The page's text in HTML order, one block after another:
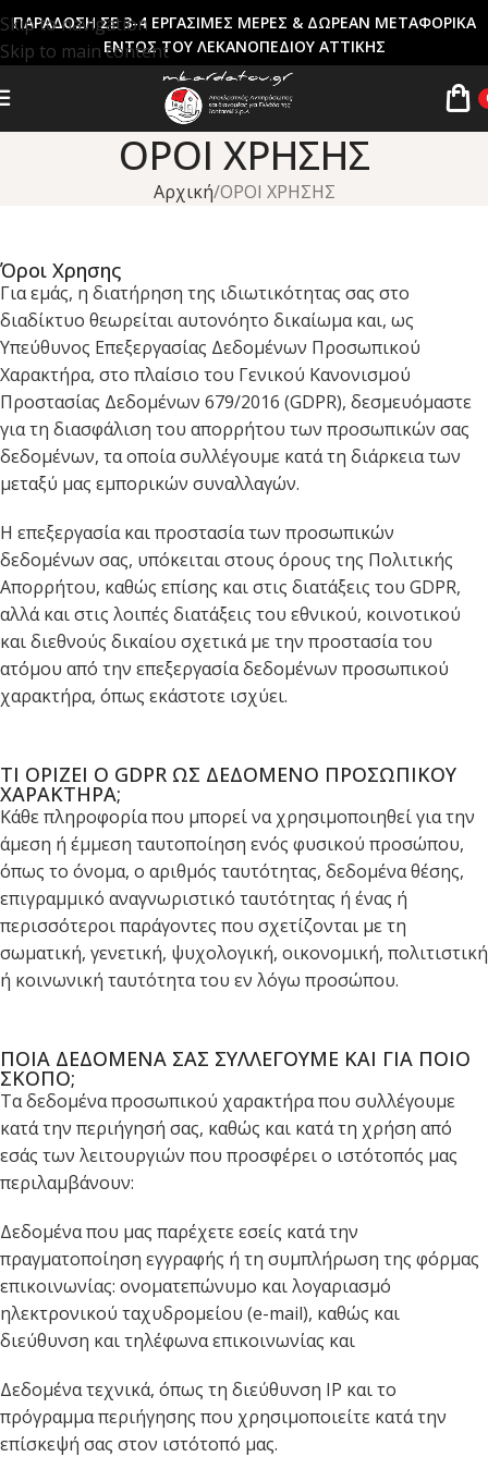
Skip to navigation
Skip to main content
ΠΑΡΑΔΟΣΗ ΣΕ 3-4 ΕΡΓΑΣΙΜΕΣ ΜΕΡΕΣ & ΔΩΡΕΑΝ ΜΕΤΑΦΟΡΙΚΑ
ΕΝΤΟΣ ΤΟΥ ΛΕΚΑΝΟΠΕΔΙΟΥ ΑΤΤΙΚΗΣ
ΟΡΟΙ ΧΡΗΣΗΣ
Αρχική ΟΡΟΙ ΧΡΗΣΗΣ
Όροι Χρησης
Για εμάς, η διατήρηση της ιδιωτικότητας σας στο
διαδίκτυο θεωρείται αυτονόητο δικαίωμα και, ως
Υπεύθυνος Επεξεργασίας Δεδομένων Προσωπικού
Χαρακτήρα, στο πλαίσιο του Γενικού Κανονισμού
Προστασίας Δεδομένων 679/2016 (GDPR), δεσμευόμαστε
για τη διασφάλιση του απορρήτου των προσωπικών σας
δεδομένων, τα οποία συλλέγουμε κατά τη διάρκεια των
μεταξύ μας εμπορικών συναλλαγών.
Η επεξεργασία και προστασία των προσωπικών
δεδομένων σας, υπόκειται στους όρους της Πολιτικής
Απορρήτου, καθώς επίσης και στις διατάξεις του GDPR,
αλλά και στις λοιπές διατάξεις του εθνικού, κοινοτικού
και διεθνούς δικαίου σχετικά με την προστασία του
ατόμου από την επεξεργασία δεδομένων προσωπικού
χαρακτήρα, όπως εκάστοτε ισχύει.
ΤΙ ΟΡΙΖΕΙ Ο GDPR ΩΣ ΔΕΔΟΜΕΝΟ ΠΡΟΣΩΠΙΚΟΥ
ΧΑΡΑΚΤΗΡΑ;
Κάθε πληροφορία που μπορεί να χρησιμοποιηθεί για την
άμεση ή έμμεση ταυτοποίηση ενός φυσικού προσώπου,
όπως το όνομα, ο αριθμός ταυτότητας, δεδομένα θέσης,
επιγραμμικό αναγνωριστικό ταυτότητας ή ένας ή
περισσότεροι παράγοντες που σχετίζονται με τη
σωματική, γενετική, ψυχολογική, οικονομική, πολιτιστική
ή κοινωνική ταυτότητα του εν λόγω προσώπου.
ΠΟΙΑ ΔΕΔΟΜΕΝΑ ΣΑΣ ΣΥΛΛΕΓΟΥΜΕ ΚΑΙ ΓΙΑ ΠΟΙΟ
ΣΚΟΠΟ;
Τα δεδομένα προσωπικού χαρακτήρα που συλλέγουμε
κατά την περιήγησή σας, καθώς και κατά τη χρήση από
εσάς των λειτουργιών που προσφέρει ο ιστότοπός μας
περιλαμβάνουν:
Δεδομένα που μας παρέχετε εσείς κατά την
πραγματοποίηση εγγραφής ή τη συμπλήρωση της φόρμας
επικοινωνίας: ονοματεπώνυμο και λογαριασμό
ηλεκτρονικού ταχυδρομείου (e-mail), καθώς και
διεύθυνση και τηλέφωνα επικοινωνίας και
Δεδομένα τεχνικά, όπως τη διεύθυνση IP και το
πρόγραμμα περιήγησης που χρησιμοποιείτε κατά την
επίσκεψή σας στον ιστότοπό μας.